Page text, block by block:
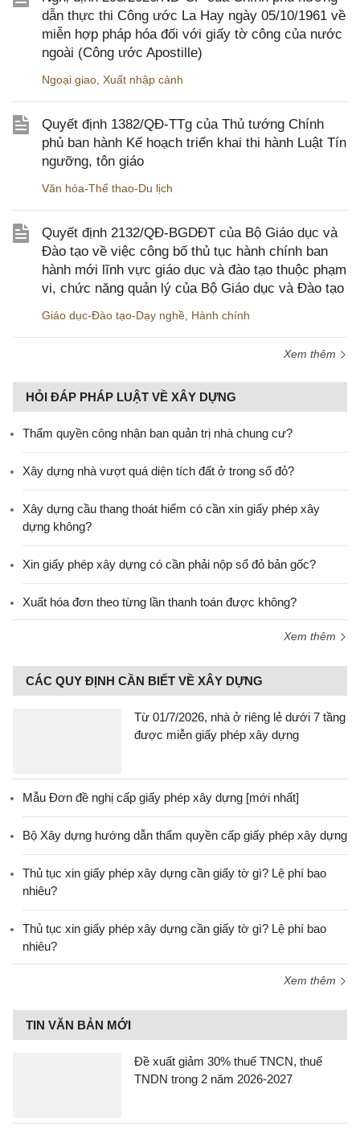
dẫn thực thi Công ước La Hay ngày 05/10/1961 về
miễn hợp pháp hóa đối với giấy tờ công của nước
ngoài (Công ước Apostille)
Ngoại giao Xuất nhập cảnh
Quyết định 1382/QĐ-TTg của Thủ tướng Chính
phủ ban hành Kế hoạch triển khai thi hành Luật Tín
ngưỡng, tôn giáo
Văn hóa-Thể thao-Du lịch
Quyết định 2132/QĐ-BGDĐT của Bộ Giáo dục và
Đào tạo về việc công bố thủ tục hành chính ban
hành mới lĩnh vực giáo dục và đào tạo thuộc phạm
vi, chức năng quản lý của Bộ Giáo dục và Đào tạo
Giáo dục-Đào tạo-Dạy nghề Hành chính
Xem thêm
HỎI ĐÁP PHÁP LUẬT VỀ XÂY DỰNG
Thẩm quyền công nhận ban quản trị nhà chung cư?
Xây dựng nhà vượt quá diện tích đất ở trong sổ đỏ?
Xây dựng cầu thang thoát hiểm có cần xin giấy phép xây
dựng không?
Xin giấy phép xây dựng có cần phải nộp sổ đỏ bản gốc?
Xuất hóa đơn theo từng lần thanh toán được không?
Xem thêm
CÁC QUY ĐỊNH CẦN BIẾT VỀ XÂY DỰNG
Từ 01/7/2026, nhà ở riêng lẻ dưới 7 tầng
được miễn giấy phép xây dựng
Mẫu Đơn đề nghị cấp giấy phép xây dựng [mới nhất]
Bộ Xây dựng hướng dẫn thẩm quyền cấp giấy phép xây dựng
Thủ tục xin giấy phép xây dựng cần giấy tờ gì? Lệ phí bao
nhiêu?
Thủ tục xin giấy phép xây dựng cần giấy tờ gì? Lệ phí bao
nhiêu?
Xem thêm
TIN VĂN BẢN MỚI
Đề xuất giảm 30% thuế TNCN, thuế
TNDN trong 2 năm 2026-2027